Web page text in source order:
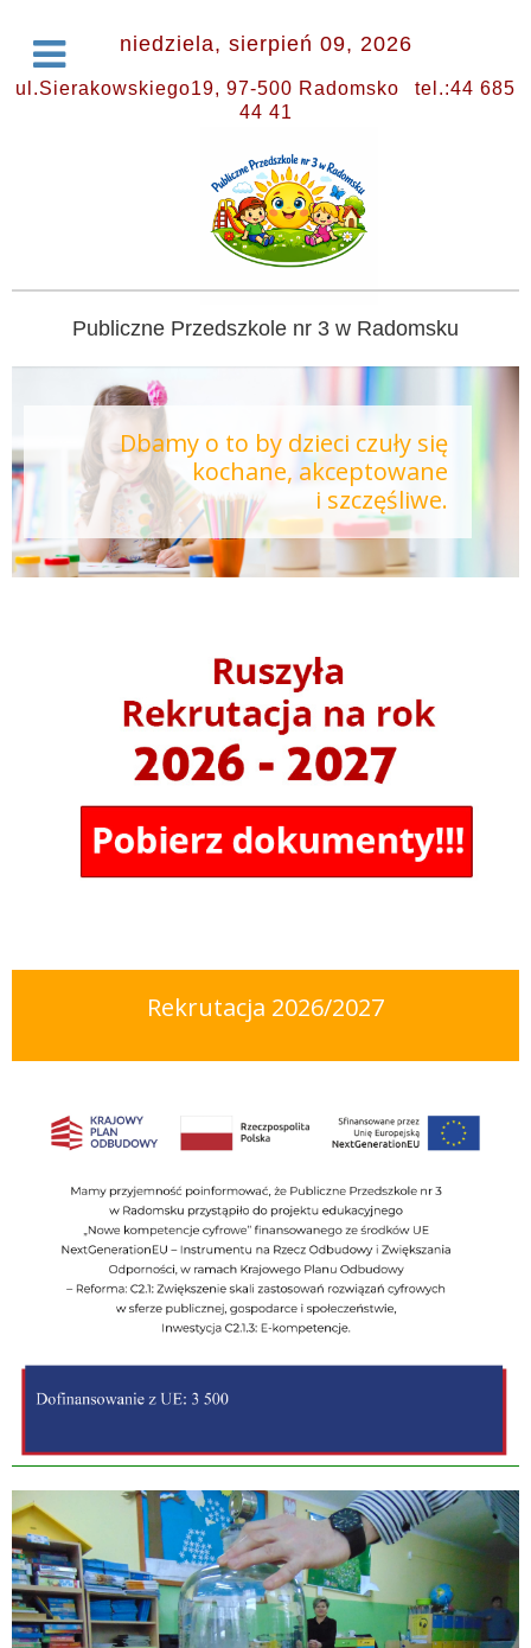
niedziela, sierpień 09, 2026
ul.Sierakowskiego19, 97-500 Radomsko
tel.:44 685
44 41
Publiczne Przedszkole nr 3 w Radomsku
Dbamy o to by dzieci czuły się
kochane, akceptowane
i szczęśliwe.
Rekrutacja 2026/2027
Zobacz więcej